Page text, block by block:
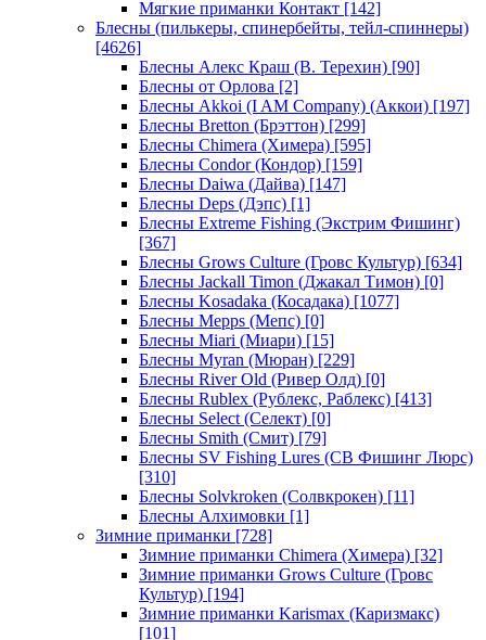
Мягкие приманки Контакт [142]
Блесны (пилькеры, спинербейты, тейл-спиннеры)
[4626]
Блесны Алекс Краш (В. Терехин) [90]
Блесны от Орлова [2]
Блесны Akkoi (I AM Company) (Аккои) [197]
Блесны Bretton (Брэттон) [299]
Блесны Chimera (Химера) [595]
Блесны Condor (Кондор) [159]
Блесны Daiwa (Дайва) [147]
Блесны Deps (Дэпс) [1]
Блесны Extreme Fishing (Экстрим Фишинг)
[367]
Блесны Grows Culture (Гровс Культур) [634]
Блесны Jackall Timon (Джакал Тимон) [0]
Блесны Kosadaka (Косадака) [1077]
Блесны Mepps (Мепс) [0]
Блесны Miari (Миари) [15]
Блесны Myran (Мюран) [229]
Блесны River Old (Ривер Олд) [0]
Блесны Rublex (Рублекс, Раблекс) [413]
Блесны Select (Селект) [0]
Блесны Smith (Смит) [79]
Блесны SV Fishing Lures (СВ Фишинг Люрс)
[310]
Блесны Solvkroken (Солвкрокен) [11]
Блесны Алхимовки [1]
Зимние приманки [728]
Зимние приманки Chimera (Химера) [32]
Зимние приманки Grows Culture (Гровс
Культур) [194]
Зимние приманки Karismax (Каризмакс)
[101]